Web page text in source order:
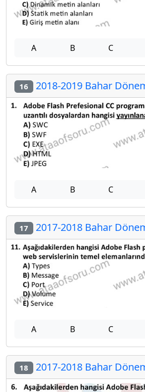
A B C
16 2018-2019 Bahar
A B C
17 2017-2018 Bahar
A B C
18 2017-2018 Bahar